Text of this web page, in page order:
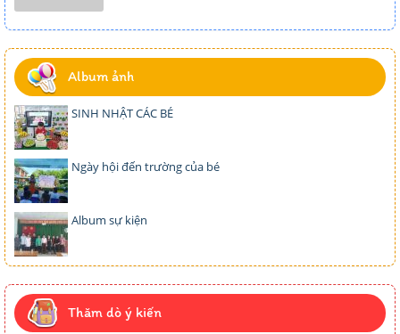
Album ảnh
SINH NHẬT CÁC BÉ
Ngày hội đến trường của bé
Album sự kiện
Thăm dò ý kiến